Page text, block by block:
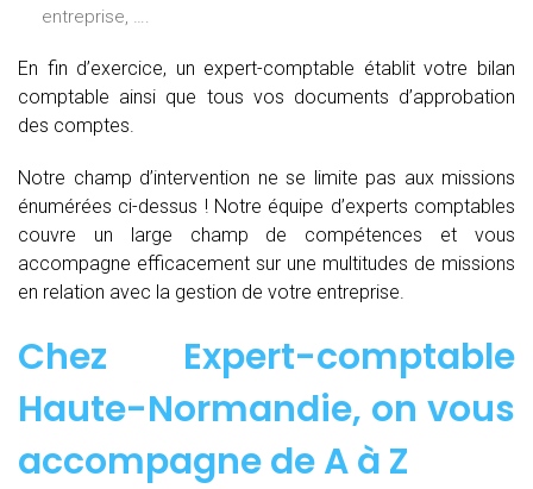
entreprise, ….
En fin d’exercice, un expert-comptable établit votre bilan
comptable ainsi que tous vos documents d’approbation
des comptes.
Notre champ d’intervention ne se limite pas aux missions
énumérées ci-dessus ! Notre équipe d’experts comptables
couvre un large champ de compétences et vous
accompagne efficacement sur une multitudes de missions
en relation avec la gestion de votre entreprise.
Chez Expert-comptable
Haute-Normandie, on vous
accompagne deA à Z